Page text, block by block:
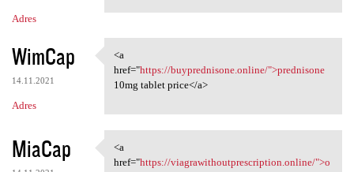
Adres
WimCap
14.11.2021
Adres
<a href="https:/
<a
href="https://buyprednisone.online/">prednisone
10mg tablet price</a>
MiaCap <a href="https:/
<a
href="https://viagrawithoutprescription.online/">o